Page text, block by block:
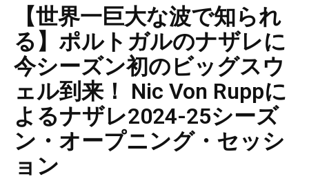
【世界一巨大な波で知られ
る】ポルトガルのナザレに
今シーズン初のビッグスウ
ェル到来！ Nic Von Ruppに
よるナザレ2024-25シーズ
ン・オープニング・セッシ
ョン